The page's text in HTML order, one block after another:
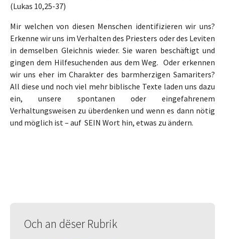
(Lukas 10,25-37)
Mir welchen von diesen Menschen identifizieren wir uns?
Erkenne wir uns im Verhalten des Priesters oder des Leviten
in demselben Gleichnis wieder. Sie waren beschäftigt und
gingen dem Hilfesuchenden aus dem Weg. Oder erkennen
wir uns eher im Charakter des barmherzigen Samariters?
All diese und noch viel mehr biblische Texte laden uns dazu
ein, unsere spontanen oder eingefahrenem
Verhaltungsweisen zu überdenken und wenn es dann nötig
und möglich ist – auf SEIN Wort hin, etwas zu ändern.
Och an dëser Rubrik